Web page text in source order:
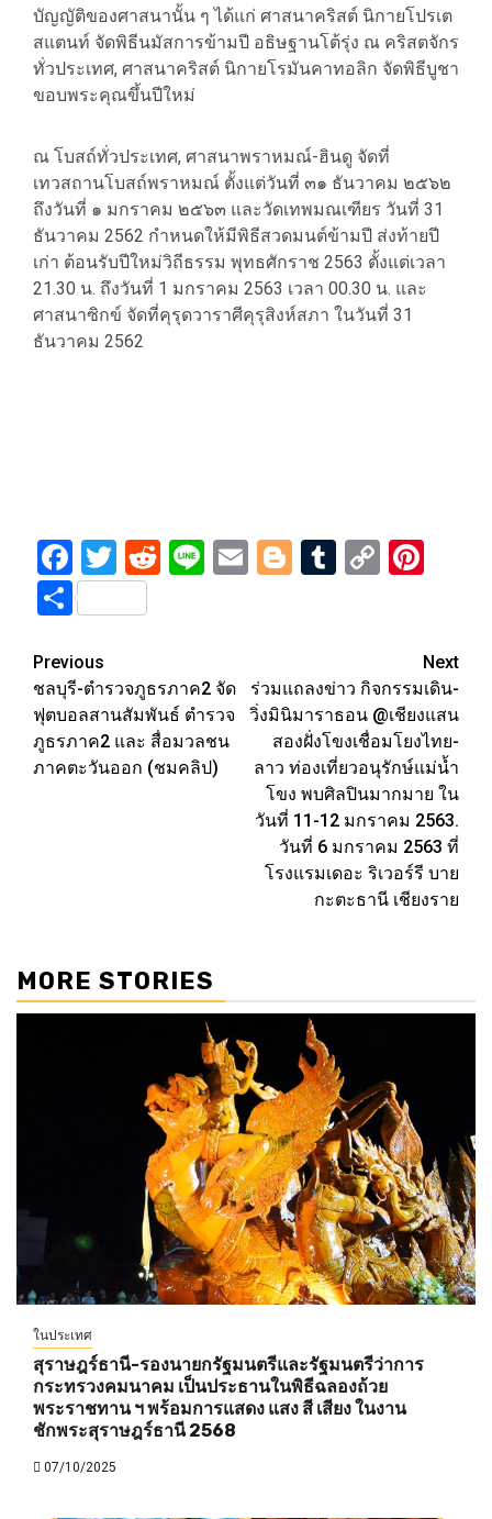
บัญญัติของศาสนานั้น ๆ ได้แก่ ศาสนาคริสต์ นิกายโปรเต
สแตนท์ จัดพิธีนมัสการข้ามปี อธิษฐานโต้รุ่ง ณ คริสตจักร
ทั่วประเทศ, ศาสนาคริสต์ นิกายโรมันคาทอลิก จัดพิธีบูชา
ขอบพระคุณขึ้นปีใหม่
ณ โบสถ์ทั่วประเทศ, ศาสนาพราหมณ์-ฮินดู จัดที่
เทวสถานโบสถ์พราหมณ์ ตั้งแต่วันที่ ๓๑ ธันวาคม ๒๕๖๒
ถึงวันที่ ๑ มกราคม ๒๕๖๓ และวัดเทพมณเฑียร วันที่ 31
ธันวาคม 2562 กำหนดให้มีพิธีสวดมนต์ข้ามปี ส่งท้ายปี
เก่า ต้อนรับปีใหม่วิถีธรรม พุทธศักราช 2563 ตั้งแต่เวลา
21.30 น. ถึงวันที่ 1 มกราคม 2563 เวลา 00.30 น. และ
ศาสนาซิกข์ จัดที่คุรุดวาราศีคุรุสิงห์สภา ในวันที่ 31
ธันวาคม 2562
Facebook
Twitter
Reddit
LineEmailBlogger
Tumblr
Copy
Share
Post
navigation
Previous
ชลบุรี-ตำรวจภูธรภาค2 จัด
ฟุตบอลสานสัมพันธ์ ตำรวจ
ภูธรภาค2 และ สื่อมวลชน
ภาคตะวันออก (ชมคลิป)
Next
ร่วมแถลงข่าว กิจกรรมเดิน-
วิ่งมินิมาราธอน @เชียงแสน
สองฝั่งโขงเชื่อมโยงไทย-
ลาว ท่องเที่ยวอนุรักษ์แม่น้ำ
โขง พบศิลปินมากมาย ใน
วันที่ 11-12 มกราคม 2563.
วันที่ 6 มกราคม 2563 ที่
โรงแรมเดอะ ริเวอร์รี บาย
กะตะธานี เชียงราย
MORE STORIES
ในประเทศ
สุราษฎร์ธานี-รองนายกรัฐมนตรีและรัฐมนตรีว่าการ
กระทรวงคมนาคม เป็นประธานในพิธีฉลองถ้วย
พระราชทาน ฯ พร้อมการแสดง แสง สี เสียง ในงาน
ชักพระสุราษฎร์ธานี 2568
07/10/2025